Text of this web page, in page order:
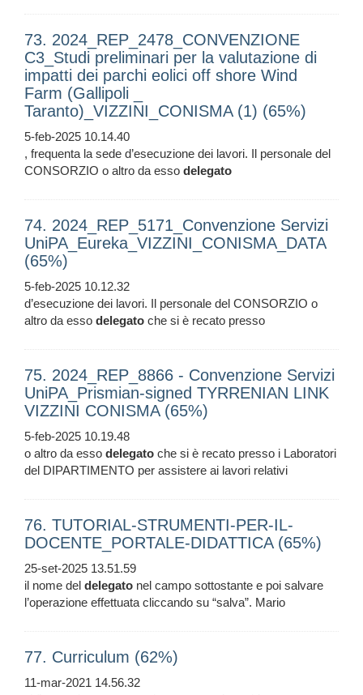
73. 2024_REP_2478_CONVENZIONE
C3_Studi preliminari per la valutazione di
impatti dei parchi eolici off shore Wind
Farm (Gallipoli _
Taranto)_VIZZINI_CONISMA (1) (65%)
5-feb-2025 10.14.40
, frequenta la sede d’esecuzione dei lavori. Il personale del
CONSORZIO o altro da esso delegato
74. 2024_REP_5171_Convenzione Servizi
UniPA_Eureka_VIZZINI_CONISMA_DATA
(65%)
5-feb-2025 10.12.32
d’esecuzione dei lavori. Il personale del CONSORZIO o
altro da esso delegato che si è recato presso
75. 2024_REP_8866 - Convenzione Servizi
UniPA_Prismian-signed TYRRENIAN LINK
VIZZINI CONISMA (65%)
5-feb-2025 10.19.48
o altro da esso delegato che si è recato presso i Laboratori
del DIPARTIMENTO per assistere ai lavori relativi
76. TUTORIAL-STRUMENTI-PER-IL-
DOCENTE_PORTALE-DIDATTICA (65%)
25-set-2025 13.51.59
il nome del delegato nel campo sottostante e poi salvare
l’operazione effettuata cliccando su “salva”. Mario
77. Curriculum (62%)
11-mar-2021 14.56.32